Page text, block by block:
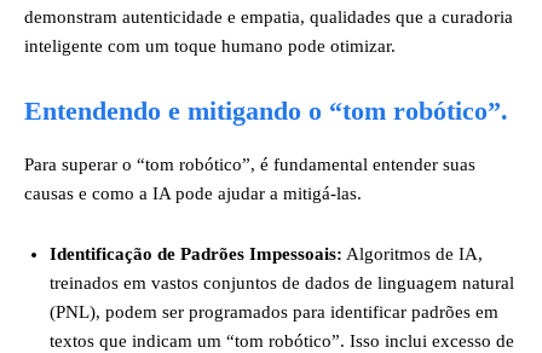
demonstram autenticidade e empatia, qualidades que a curadoria
inteligente com um toque humano pode otimizar.
Entendendo e mitigando o “tom robótico”.
Para superar o “tom robótico”, é fundamental entender suas
causas e como a IA pode ajudar a mitigá-las.
Identificação de Padrões Impessoais: Algoritmos de IA,
treinados em vastos conjuntos de dados de linguagem natural
(PNL), podem ser programados para identificar padrões em
textos que indicam um “tom robótico”. Isso inclui excesso de